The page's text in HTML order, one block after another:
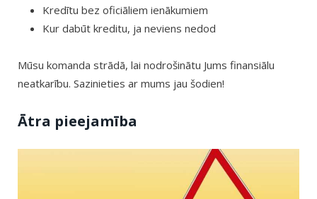
Kredītu bez oficiāliem ienākumiem
Kur dabūt kreditu, ja neviens nedod
Mūsu komanda strādā, lai nodrošinātu Jums finansiālu
neatkarību. Sazinieties ar mums jau šodien!
Ātra pieejamība